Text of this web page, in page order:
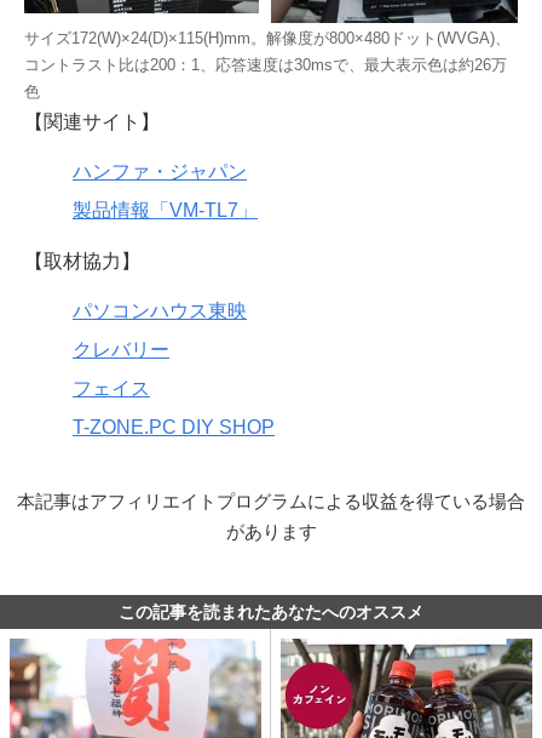
サイズ172(W)×24(D)×115(H)mm。解像度が800×480ドット(WVGA)、
コントラスト比は200：1、応答速度は30msで、最大表示色は約26万
色
【関連サイト】
ハンファ・ジャパン
製品情報「VM-TL7」
【取材協力】
パソコンハウス東映
クレバリー
フェイス
T-ZONE.PC DIY SHOP
本記事はアフィリエイトプログラムによる収益を得ている場合
があります
この記事を読まれたあなたへのオススメ